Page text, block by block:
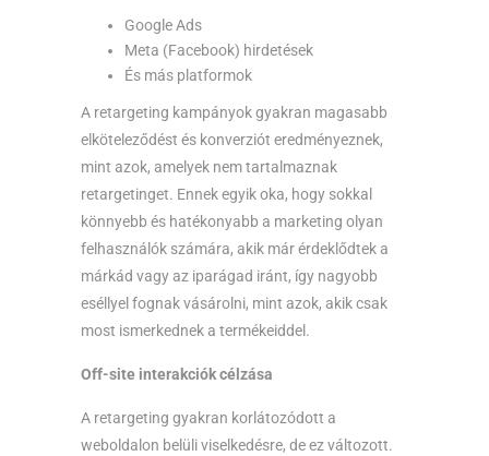
Google Ads
Meta (Facebook) hirdetések
És más platformok
A retargeting kampányok gyakran magasabb
elköteleződést és konverziót eredményeznek,
mint azok, amelyek nem tartalmaznak
retargetinget. Ennek egyik oka, hogy sokkal
könnyebb és hatékonyabb a marketing olyan
felhasználók számára, akik már érdeklődtek a
márkád vagy az iparágad iránt, így nagyobb
eséllyel fognak vásárolni, mint azok, akik csak
most ismerkednek a termékeiddel.
Off-site interakciók célzása
A retargeting gyakran korlátozódott a
weboldalon belüli viselkedésre, de ez változott.